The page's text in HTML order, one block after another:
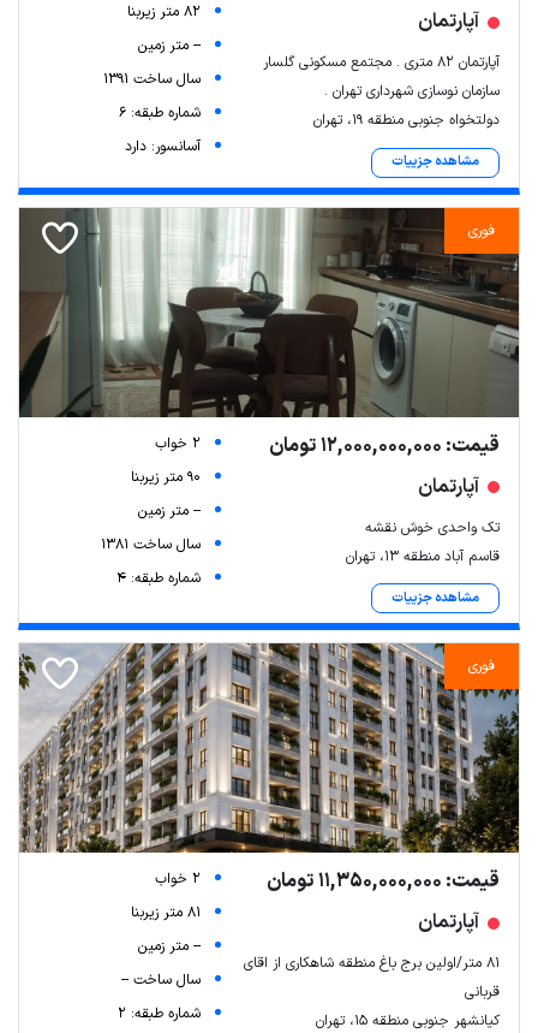
آپارتمان
آپارتمان ۸۲ متری . مجتمع مسکونی گلسار ‌
سازمان نوسازی شهرداری تهران .
دولتخواه جنوبی منطقه 19، تهران
مشاهده جزییات
82 متر زیربنا
-- متر زمین
سال ساخت 1391
شماره طبقه: 6
آسانسور: دارد
فوری
قیمت: 12,000,000,000 تومان
آپارتمان
تک واحدی خوش نقشه
قاسم آباد منطقه 13، تهران
مشاهده جزییات
2 خواب
90 متر زیربنا
-- متر زمین
سال ساخت 1381
شماره طبقه: 4
فوری
قیمت: 11,350,000,000 تومان
آپارتمان
۸۱ متر/اولین برج باغ منطقه شاهکاری از اقای
قربانی
کیانشهر جنوبی منطقه 15، تهران
2 خواب
81 متر زیربنا
-- متر زمین
سال ساخت --
شماره طبقه: 2